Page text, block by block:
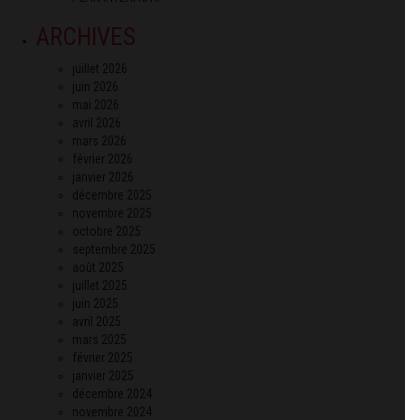
ARCHIVES
juillet 2026
juin 2026
mai 2026
avril 2026
mars 2026
février 2026
janvier 2026
décembre 2025
novembre 2025
octobre 2025
septembre 2025
août 2025
juillet 2025
juin 2025
avril 2025
mars 2025
février 2025
janvier 2025
décembre 2024
novembre 2024